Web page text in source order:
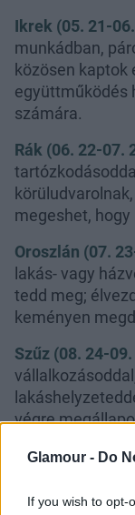
Glamour - Do
If you wish to opt-
Ikrek (05. 21-
munkádban,
közösen kaptok
együttműködés
számára.
Rák (06. 22-07.
megeshet,
Oroszlán (07.
lakás- vagy
tedd meg;
keményen
Szűz (08. 24-
végre